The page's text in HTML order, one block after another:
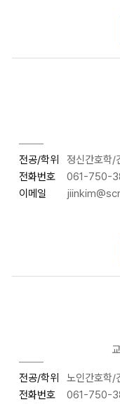
전공/학위
정신간호학/
전화번호
061-750-
이메일
전공/학위
노인간호학/
전화번호
061-750-